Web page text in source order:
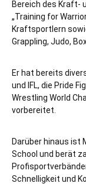
Bereich des Kraft-
„Training for
Kraftsportlern
Grappling, Judo,
Er hat bereits
und IFL, die Pride
Wrestling World
vorbereitet.
Darüber hinaus ist
School und berät
Schnelligkeit und